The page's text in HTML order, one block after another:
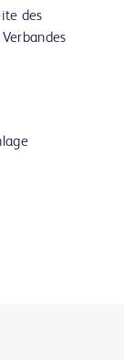
des